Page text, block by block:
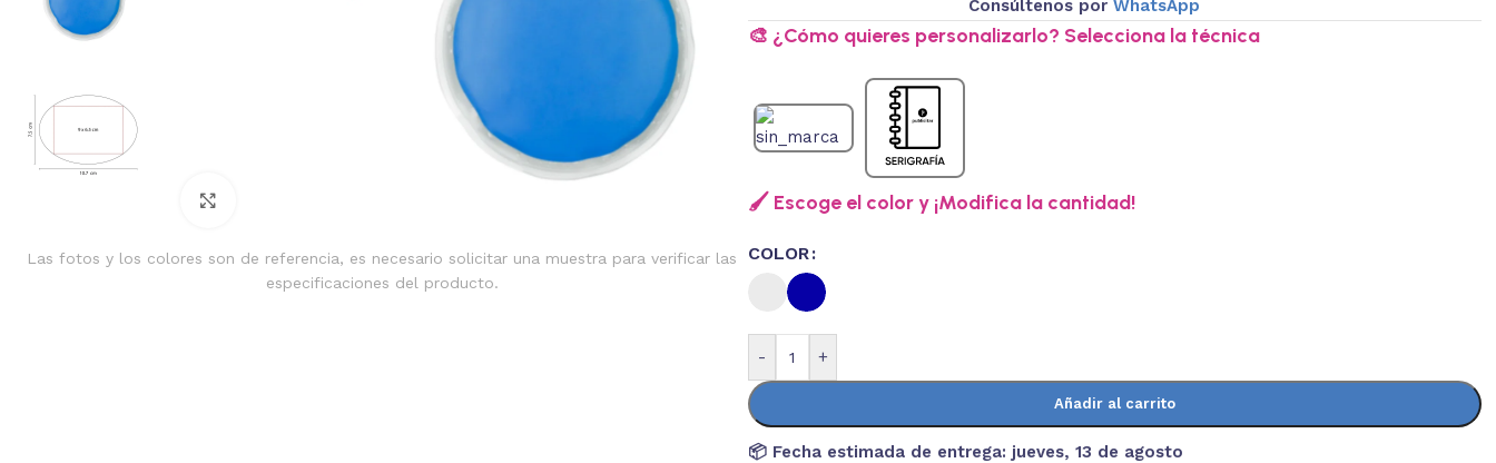
Las fotos y los colores son de referencia, es necesario solicitar una muestra para verificar las
especificaciones del producto.
Consúltenos por WhatsApp
🎨 ¿Cómo quieres personalizarlo? Selecciona la técnica
🖌️ Escoge el color y ¡Modifica la cantidad!
COLOR
- +
Añadir al carrito
📦 Fecha estimada de entrega: jueves, 13 de agosto